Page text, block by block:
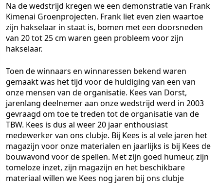
Na de wedstrijd kregen we een demonstratie van Frank
Kimenai Groenprojecten. Frank liet even zien waartoe
zijn hakselaar in staat is, bomen met een doorsneden
van 20 tot 25 cm waren geen probleem voor zijn
hakselaar.
Toen de winnaars en winnaressen bekend waren
gemaakt was het tijd voor de huldiging van een van
onze mensen van de organisatie. Kees van Dorst,
jarenlang deelnemer aan onze wedstrijd werd in 2003
gevraagd om toe te treden tot de organisatie van de
TBW. Kees is dus al weer 20 jaar enthousiast
medewerker van ons clubje. Bij Kees is al vele jaren het
magazijn voor onze materialen en jaarlijks is bij Kees de
bouwavond voor de spellen. Met zijn goed humeur, zijn
tomeloze inzet, zijn magazijn en het beschikbare
materiaal willen we Kees nog jaren bij ons clubje